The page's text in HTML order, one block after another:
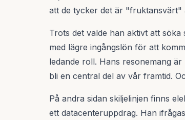
att de tycker det är "fruktansvärt"
Trots det valde han aktivt att
med lägre ingångslön för att
ledande roll. Hans resonemang
bli en central del av vår framtid.
På andra sidan skiljelinjen finns
ett datacenteruppdrag. Han